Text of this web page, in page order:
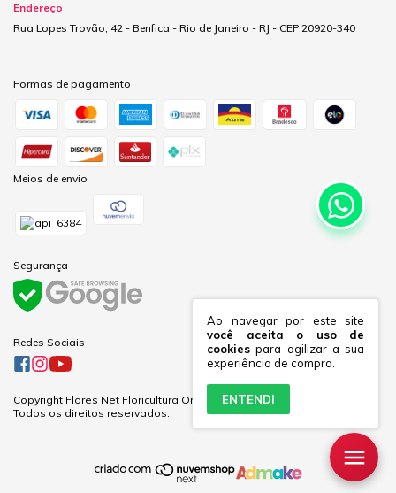
Ao navegar por este site
você aceita o uso de
cookies para agilizar a sua
experiência de compra.
ENTENDI
Endereço
Rua Lopes Trovão, 42 - Benfica - Rio de Janeiro - RJ - CEP 20920-340
Formas de pagamento
Meios de envio
Segurança
Redes Sociais
Copyright Flores Net Floricultura Online Ltda - 60281691000170 - 2026.
Todos os direitos reservados.